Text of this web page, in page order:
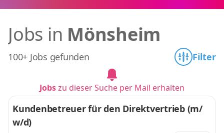
Jobs in Mönsheim
100+ Jobs gefunden Filter
Jobszu dieser Suche per Mail erhalten
Kundenbetreuer für den Direktvertrieb (m/
w/d)